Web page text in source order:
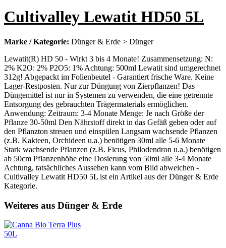
Cultivalley Lewatit HD50 5L
Marke / Kategorie: Dünger & Erde > Dünger
Lewatit(R) HD 50 - Wirkt 3 bis 4 Monate! Zusammensetzung: N:
2% K2O: 2% P2O5: 1% Achtung: 500ml Lewatit sind umgerechnet
312g! Abgepackt im Folienbeutel - Garantiert frische Ware. Keine
Lager-Restposten. Nur zur Düngung von Zierpflanzen! Das
Düngemittel ist nur in Systemen zu verwenden, die eine getrennte
Entsorgung des gebrauchten Trägermaterials ermöglichen.
Anwendung: Zeitraum: 3-4 Monate Menge: Je nach Größe der
Pflanze 30-50ml Den Nährstoff direkt in das Gefäß geben oder auf
den Pflanzton streuen und einspülen Langsam wachsende Pflanzen
(z.B. Kakteen, Orchideen u.a.) benötigen 30ml alle 5-6 Monate
Stark wachsende Pflanzen (z.B. Ficus, Philodendron u.a.) benötigen
ab 50cm Pflanzenhöhe eine Dosierung von 50ml alle 3-4 Monate
Achtung, tatsächliches Aussehen kann vom Bild abweichen -
Cultivalley Lewatit HD50 5L ist ein Artikel aus der Dünger & Erde
Kategorie.
Weiteres aus Dünger & Erde